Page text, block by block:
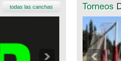
todas las canchas